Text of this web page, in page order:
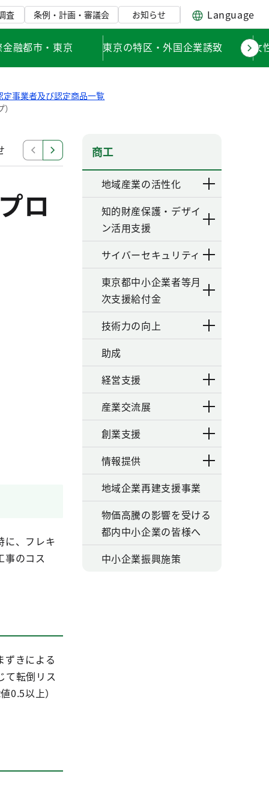
査 条例・計画・審議会 お知らせ Language
金融都市・東京 東京の特区・外国企業誘致 女
定事業者及び認定商品一覧
購入商品使用評価
ロ
に、フレキ
事のコス
ずきによる
て転倒リス
0.5以上）
商工
地域産業の活性化
知的財産保護・デザイ
ン活用支援
サイバーセキュリティ
東京都中小企業者等月
次支援給付金
技術力の向上
助成
経営支援
産業交流展
創業支援
情報提供
地域企業再建支援事業
物価高騰の影響を受ける
都内中小企業の皆様へ
中小企業振興施策